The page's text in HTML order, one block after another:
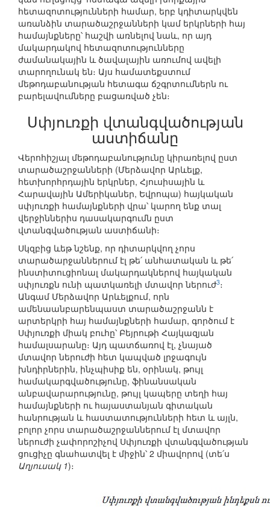
հետազոտությունների համար, երբ կդիտարկվեն
առանձին տարածաշրջանների կամ երկրների հայ
համայնքները՝ հաշվի առնելով նաև, որ այդ
մակարդակով հետազոտությունները
ժամանակային և ծավալային առումով ավելի
տարողունակ են։ Այս համատեքստում
մեթոդաբանության հետագա ճշգրտումներն ու
բարելավումները բացառված չեն։
Սփյուռքի վտանգվածության
աստիճանը
Վերոհիշյալ մեթոդաբանությունը կիրառելով ըստ
տարածաշրջանների (Մերձավոր Արևելք,
հետխորհրդային երկրներ, Հյուսիսային և
Հարավային Ամերիկաներ, Եվրոպա) հայկական
սփյուռքի համայնքների վրա՝ կարող ենք տալ
վերջիններիս դասակարգումն ըստ
վտանգվածության աստիճանի։
Սկզբից ևեթ նշենք, որ դիտարկվող չորս
տարածարջաններում էլ թե՛ անհատական և թե՛
ինստիտուցիոնալ մակարդակներով հայկական
սփյուռքն ունի պատկառելի մտավոր ներուժ3։
Անգամ Մերձավոր Արևելքում, որն
ամենաանբարենպաստ տարածաշրջանն է
արտերկրի հայ համայնքների համար, գործում է
Սփյուռքի միակ բուհը՝ Բեյրութի Հայկազյան
համալսարանը։ Այդ պատճառով էլ, չնայած
մտավոր ներուժի հետ կապված լրջագույն
խնդիրներին, ինչպիսիք են, օրինակ, թույլ
համակարգվածությունը, ֆինանսական
անբավարարությունը, թույլ կապերը տեղի հայ
համայնքների ու հայաստանյան գիտական
հանրության և հաստատությունների հետ և այլն,
բոլոր չորս տարածաշրջաններում էլ մտավոր
ներուժի չափորոշիչով Սփյուռքի վտանգվածության
ցուցիչը գնահատվել է միջին՝ 2 միավորով (տե՛ս
Աղյուսակ 1)։